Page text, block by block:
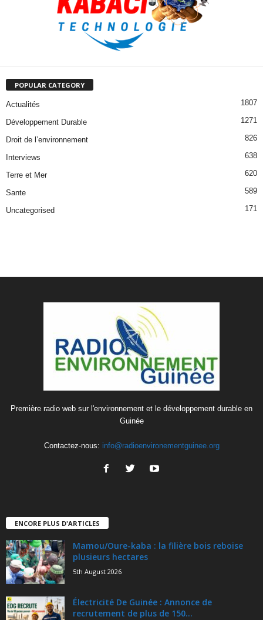
POPULAR CATEGORY
Actualités 1807
Développement Durable 1271
Droit de l’environnement 826
Interviews 638
Terre et Mer 620
Sante 589
Uncategorised 171
Première radio web sur l'environnement et le développement durable en
Guinée
Contactez-nous: info@radioenvironementguinee.org
ENCORE PLUS D'ARTICLES
Mamou/Oure-kaba : la filière bois reboise
plusieurs hectares
5th August 2026
Électricité De Guinée : Annonce de
recrutement de plus de 150...